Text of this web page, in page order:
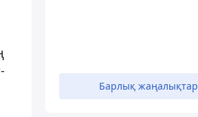
Барлық жаңалықтар